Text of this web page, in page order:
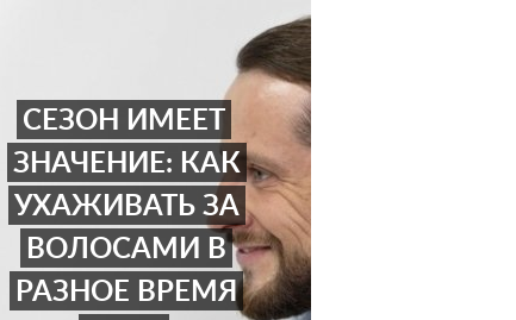
СЕЗОН ИМЕЕТ
ЗНАЧЕНИЕ: КАК
УХАЖИВАТЬ ЗА
ВОЛОСАМИ В
РАЗНОЕ ВРЕМЯ